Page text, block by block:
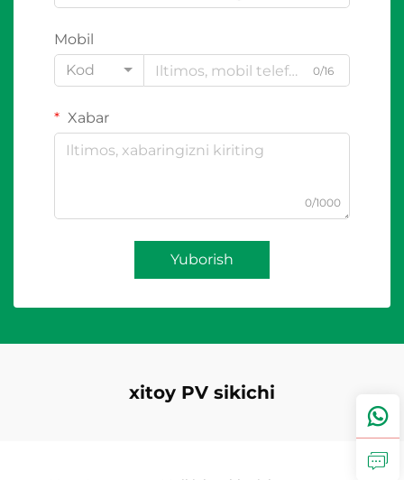
Mobil
Kod
0/16
Xabar
0/1000
Yuborish
xitoy PV sikichi